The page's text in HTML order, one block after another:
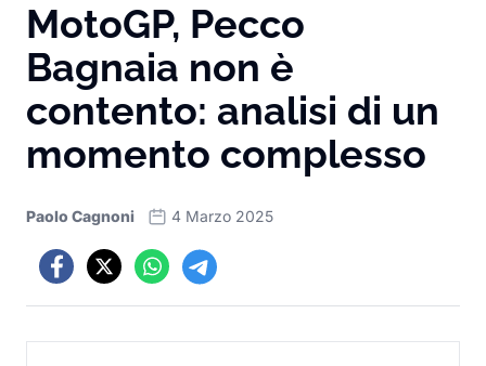
MotoGP, Pecco
Bagnaia non è
contento: analisi di un
momento complesso
Paolo Cagnoni 4 Marzo 2025